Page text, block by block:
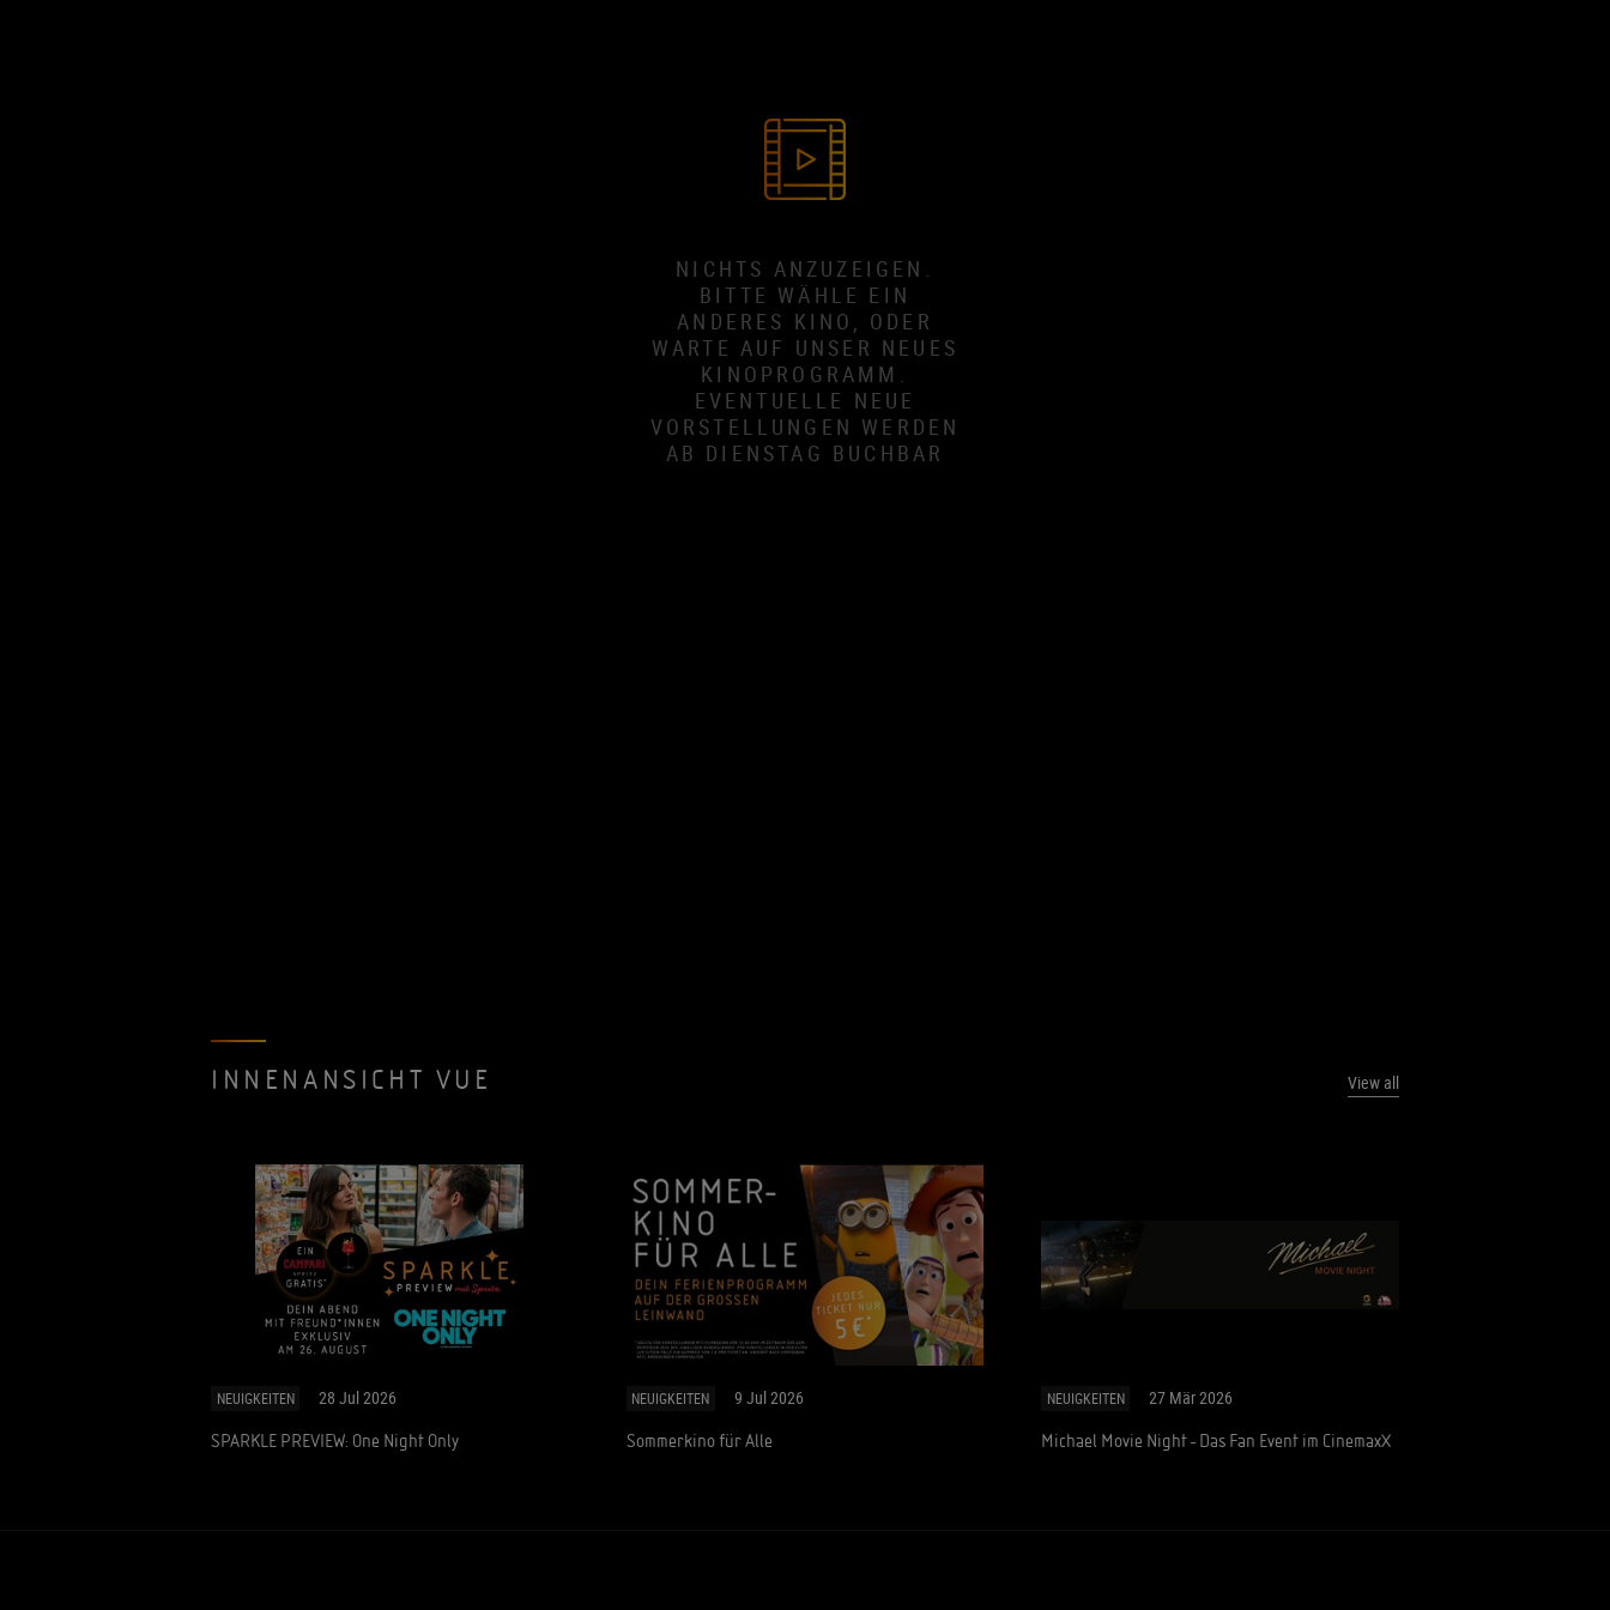
NICHTS ANZUZEIGEN.
BITTE WÄHLE EIN
ANDERES KINO, ODER
WARTE AUF UNSER NEUES
KINOPROGRAMM.
EVENTUELLE NEUE
VORSTELLUNGEN WERDEN
AB DIENSTAG BUCHBAR
INNENANSICHT VUE View all
NEUIGKEITEN 28 Jul 2026
SPARKLE PREVIEW: One Night Only
NEUIGKEITEN 9 Jul 2026
Sommerkino für Alle
NEUIGKEITEN 27 Mär 2026
Michael Movie Night - Das Fan Event im CinemaxX